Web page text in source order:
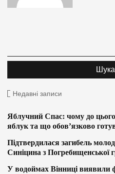
Недавні записи
Яблучний Спас: чому до
яблук та що обов’язково
Підтвердилася загибель
Синіцина з Погребищенської
У водоймах Вінниці виявили